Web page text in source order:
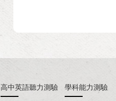
高中英語聽力測驗 學科能力測驗